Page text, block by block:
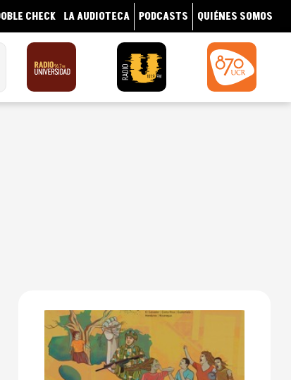
CHECK LA AUDIOTECA PODCASTS QUIÉNES SOMOS